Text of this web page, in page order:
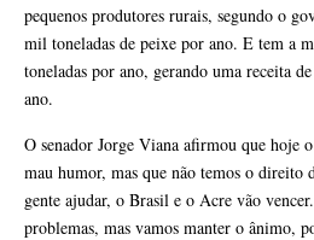
pequenos produtores rurais, segundo o
mil toneladas de peixe por ano. E tem a
toneladas por ano, gerando uma receita
ano.
O senador Jorge Viana afirmou que hoje
mau humor, mas que não temos o direito
gente ajudar, o Brasil e o Acre vão
problemas, mas vamos manter o ânimo,